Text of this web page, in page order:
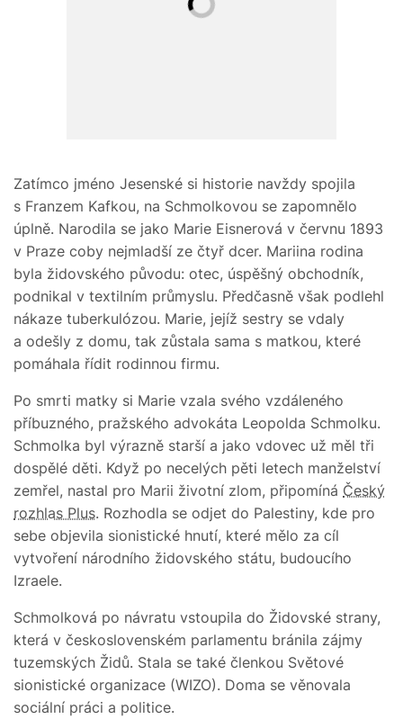
Zatímco jméno Jesenské si historie navždy spojila
s Franzem Kafkou, na Schmolkovou se zapomnělo
úplně. Narodila se jako Marie Eisnerová v červnu 1893
v Praze coby nejmladší ze čtyř dcer. Mariina rodina
byla židovského původu: otec, úspěšný obchodník,
podnikal v textilním průmyslu. Předčasně však podlehl
nákaze tuberkulózou. Marie, jejíž sestry se vdaly
a odešly z domu, tak zůstala sama s matkou, které
pomáhala řídit rodinnou firmu.
Po smrti matky si Marie vzala svého vzdáleného
příbuzného, pražského advokáta Leopolda Schmolku.
Schmolka byl výrazně starší a jako vdovec už měl tři
dospělé děti. Když po necelých pěti letech manželství
zemřel, nastal pro Marii životní zlom, připomíná Český
rozhlas Plus. Rozhodla se odjet do Palestiny, kde pro
sebe objevila sionistické hnutí, které mělo za cíl
vytvoření národního židovského státu, budoucího
Izraele.
Schmolková po návratu vstoupila do Židovské strany,
která v československém parlamentu bránila zájmy
tuzemských Židů. Stala se také členkou Světové
sionistické organizace (WIZO). Doma se věnovala
sociální práci a politice.